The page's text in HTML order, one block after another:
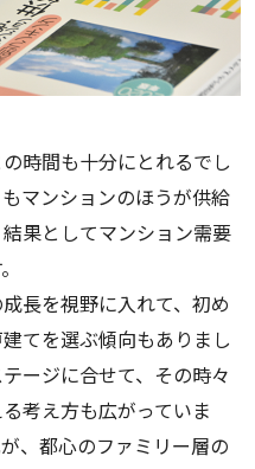
時間も十分にとれるでし
マンションのほうが供給
果としてマンション需要
長を視野に入れて、初め
てを選ぶ傾向もありまし
ージに合せて、その時々
考え方も広がっていま
、都心のファミリー層の